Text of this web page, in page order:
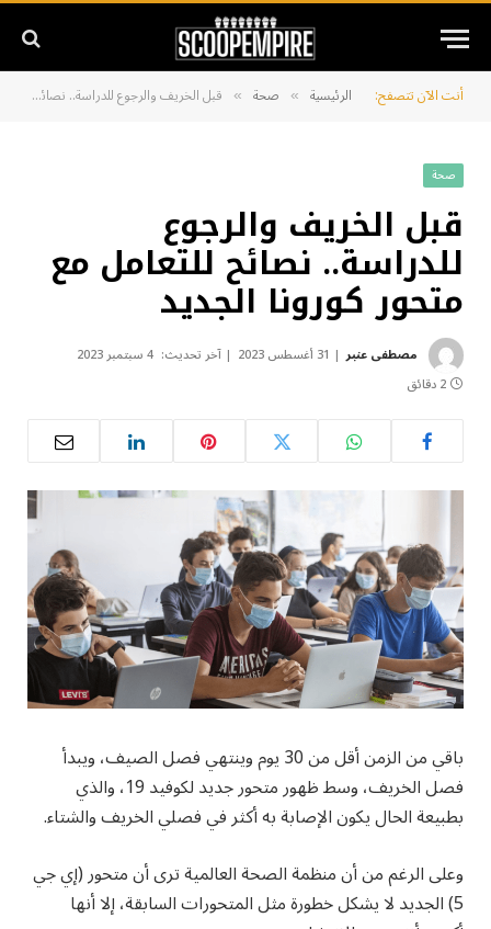
أنت الآن تتصفح: الرئيسية » صحة » قبل الخريف والرجوع للدراسة.. نصائح للتعامل مع متحور كورونا الجديد
صحة
قبل الخريف والرجوع
للدراسة.. نصائح للتعامل مع
متحور كورونا الجديد
مصطفى عنبر 31 أغسطس 2023 آخر تحديث: 4 سبتمبر 2023
2 دقائق
باقي من الزمن أقل من 30 يوم وينتهي فصل الصيف، ويبدأ
فصل الخريف، وسط ظهور متحور جديد لكوفيد 19، والذي
بطبيعة الحال يكون الإصابة به أكثر في فصلي الخريف والشتاء.
وعلى الرغم من أن منظمة الصحة العالمية ترى أن متحور (إي جي
5) الجديد لا يشكل خطورة مثل المتحورات السابقة، إلا أنها